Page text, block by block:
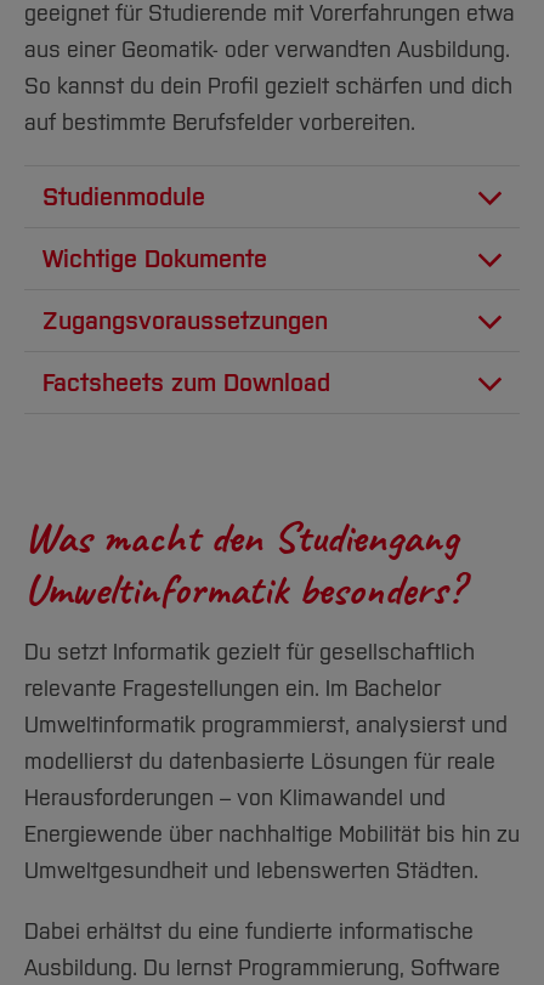
geeignet für Studierende mit Vorerfahrungen etwa
aus einer Geomatik- oder verwandten Ausbildung.
So kannst du dein Profil gezielt schärfen und dich
auf bestimmte Berufsfelder vorbereiten.
Studienmodule
Im Studium beschäftigst du dich
Softwaredesign (Green Coding)
Webtechnologien, IT-Sicherheit
und Data Science
Umweltinformatik & Umweltdaten
Umwelt- und Geoinformationssysteme (GIS)
Erfassung, Management und Analyse von
Umweltdaten
Sensorik, Fernerkundung und
Erdbeobachtung
Modellierung, Simulation und Bewertung von
Wichtige Dokumente
Das Modulhandbuch folgt.
PDF 314 KB
Studienverlaufsplan UI
ausbildungsbegleitend
PDF 218 KB
Modulprüfungsübersicht UI
PDF 64 KB
Modulprüfungsübersicht UI
Zugangsvoraussetzungen
Schulabschluss
oder
Eine als gleichwertig anerkannte
Zugangsberechtigung (Studium ohne Abitur
oder Fachhochschulreife
Vorpraktikum
Kein Vorpraktikum erforderlich
Auch mit einer
einschlägigen beruflichen
Qualifikation
zum Beispiel eine Ausbildung im technischen,
IT- oder umweltbezogenen Bereich
Factsheets zum Download
PDF 311 KB
Umweltinformatik
ausbildungsbegleitend
PDF 368 KB
Umweltinformatik Plus
[Inhalt zuklappen]
Was macht den Studiengang
Umweltinformatik besonders?
Du setzt Informatik gezielt für gesellschaftlich
relevante Fragestellungen ein. Im Bachelor
Umweltinformatik programmierst, analysierst und
modellierst du datenbasierte Lösungen für reale
Herausforderungen – von Klimawandel und
Energiewende über nachhaltige Mobilität bis hin zu
Umweltgesundheit und lebenswerten Städten.
Dabei erhältst du eine fundierte informatische
Ausbildung. Du lernst Programmierung, Software